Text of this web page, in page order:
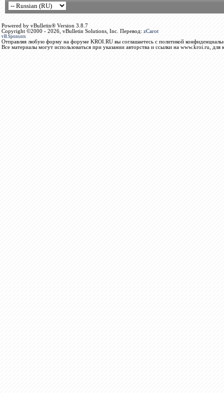
Powered by vBulletin® Version 3.8.7
Copyright ©2000 - 2026, vBulletin Solutions, Inc. Перевод: zCarot
vB.Sponsors
Отправляя любую форму на форуме KROI.RU вы соглашаетесь с политикой
Все материалы могут использоваться при указании авторства и ссылки на www.kroi.ru, для